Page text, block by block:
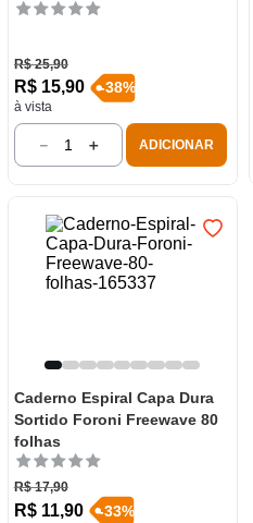
R$ 25,90
R$ 15,90
à vista
-38%
＋
－ ADICIONAR
Caderno Espiral Capa Dura
Sortido Foroni Freewave 80
folhas
R$ 17,90
R$ 11,90 -33%